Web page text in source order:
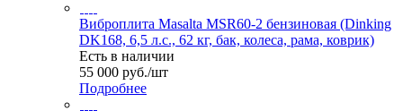
Виброплита Masalta MSR60-2 бензиновая (Dinking
DK168, 6,5 л.с., 62 кг, бак, колеса, рама, коврик)
Есть в наличии
55 000 руб./шт
Подробнее